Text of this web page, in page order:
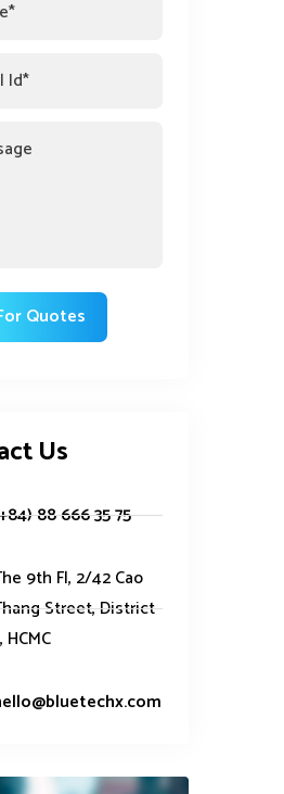
Us
88 666 35 75
9th Fl, 2/42 Cao
Street, District
HCMC